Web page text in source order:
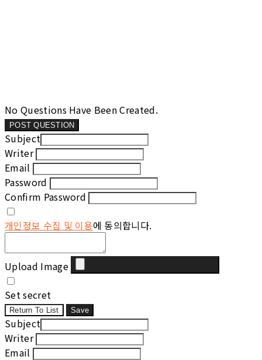
No Questions Have Been Created.
POST QUESTION
Subject
Writer
Email
Password
Confirm Password
개인정보 수집 및 이용에 동의합니다.
Upload Image
Set secret
Return To List Save
Subject
Writer
Email